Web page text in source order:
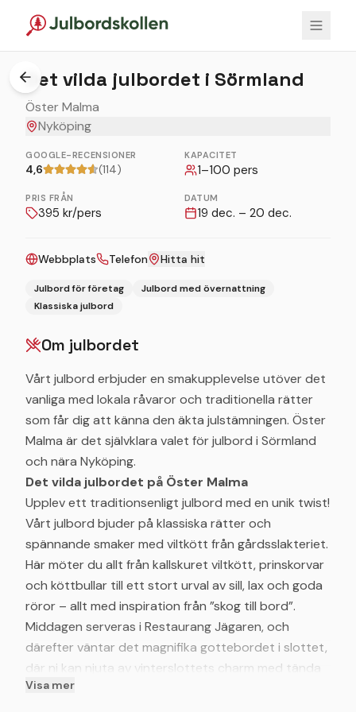
1/
Det vilda julbordet i Sörmland
Öster Malma
Nyköping
GOOGLE-RECENSIONER
4,6 (114)
KAPACITET
1–100 pers
PRIS FRÅN
395 kr/pers
DATUM
19 dec. – 20 dec.
Webbplats Telefon Hitta hit
Julbord för företag
Julbord med övernattning
Klassiska julbord
Om julbordet
Vårt julbord erbjuder en smakupplevelse utöver det
vanliga med lokala råvaror och traditionella rätter
som får dig att känna den äkta julstämningen. Öster
Malma är det självklara valet för julbord i Sörmland
och nära Nyköping.
Det vilda julbordet på Öster Malma
Upplev ett traditionsenligt julbord med en unik twist!
Vårt julbord bjuder på klassiska rätter och
spännande smaker med viltkött från gårdsslakteriet.
Här möter du allt från kallskuret viltkött, prinskorvar
och köttbullar till ett stort urval av sill, lax och goda
röror – allt med inspiration från ”skog till bord”.
Middagen serveras i Restaurang Jägaren, och
därefter väntar det magnifika gottebordet i slottet,
där ni kan njuta av vinterslottets charm med tända
ljus, en sprakande brasa och öppna Jaktpuben.
Visa mer